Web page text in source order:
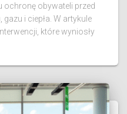
ochronę obywateli przed
i ciepła. W artykule
które wyniosły